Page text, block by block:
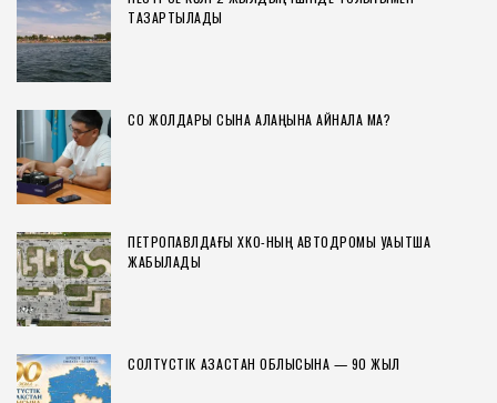
ТАЗАРТЫЛАДЫ
СҚО ЖОЛДАРЫ СЫНАҚ АЛАҢЫНА АЙНАЛА МА?
ПЕТРОПАВЛДАҒЫ ХҚКО-НЫҢ АВТОДРОМЫ УАҚЫТША
ЖАБЫЛАДЫ
СОЛТҮСТІК ҚАЗАҚСТАН ОБЛЫСЫНА — 90 ЖЫЛ